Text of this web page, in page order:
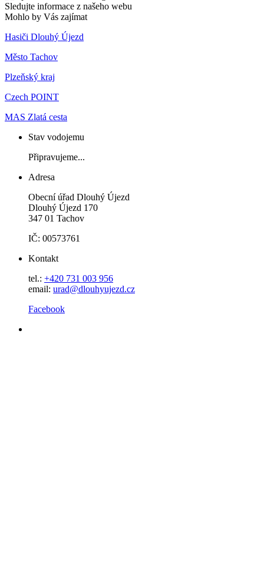
Sledujte informace z našeho webu
Mohlo by Vás zajímat
Hasiči Dlouhý Újezd
Město Tachov
Plzeňský kraj
Czech POINT
MAS Zlatá cesta
Stav vodojemu
Připravujeme...
Adresa
Obecní úřad Dlouhý Újezd
Dlouhý Újezd 170
347 01 Tachov
IČ: 00573761
Kontakt
tel.: +420 731 003 956
email: urad@dlouhyujezd.cz
Facebook